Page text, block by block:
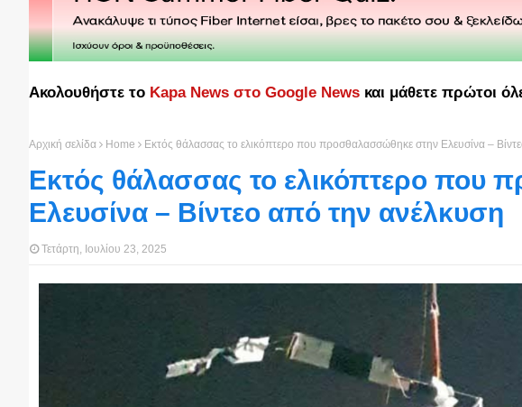
Ακολουθήστε το Kapa News στο Google News και μάθετε πρώτοι
Αρχική σελίδα Home Εκτός θάλασσας το ελικόπτερο που προσθαλασσώθηκε στην Ελευσίνα –
Εκτός θάλασσας το ελικόπτερο που
Ελευσίνα – Βίντεο από την ανέλκυση
Τετάρτη, Ιουλίου 23, 2025